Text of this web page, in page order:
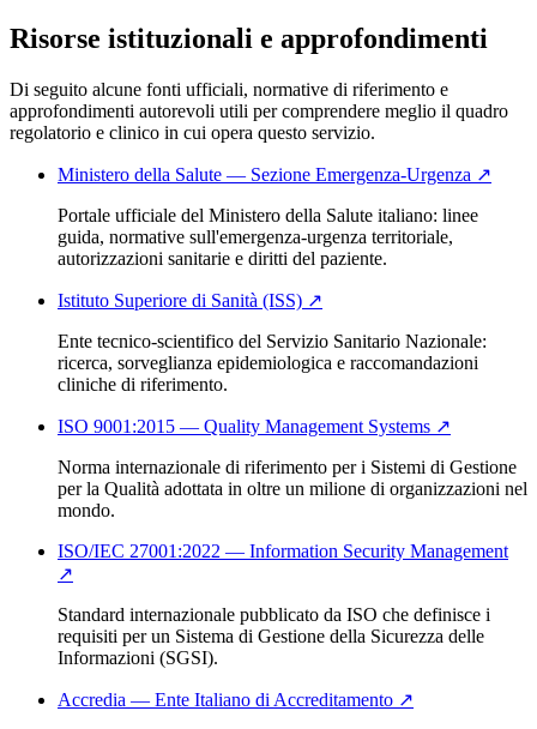
Risorse istituzionali e approfondimenti
Di seguito alcune fonti ufficiali, normative di riferimento e
approfondimenti autorevoli utili per comprendere meglio il quadro
regolatorio e clinico in cui opera questo servizio.
Ministero della Salute — Sezione Emergenza-Urgenza ↗
Portale ufficiale del Ministero della Salute italiano: linee
guida, normative sull'emergenza-urgenza territoriale,
autorizzazioni sanitarie e diritti del paziente.
Istituto Superiore di Sanità (ISS) ↗
Ente tecnico-scientifico del Servizio Sanitario Nazionale:
ricerca, sorveglianza epidemiologica e raccomandazioni
cliniche di riferimento.
ISO 9001:2015 — Quality Management Systems ↗
Norma internazionale di riferimento per i Sistemi di Gestione
per la Qualità adottata in oltre un milione di organizzazioni nel
mondo.
ISO/IEC 27001:2022 — Information Security Management
↗
Standard internazionale pubblicato da ISO che definisce i
requisiti per un Sistema di Gestione della Sicurezza delle
Informazioni (SGSI).
Accredia — Ente Italiano di Accreditamento ↗